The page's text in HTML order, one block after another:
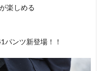
楽しめる
パンツ新登場！！